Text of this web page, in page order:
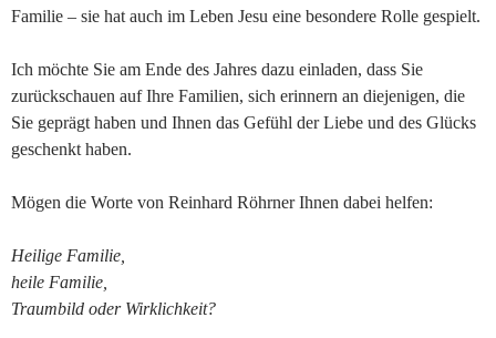
Familie – sie hat auch im Leben Jesu eine besondere Rolle gespielt.
Ich möchte Sie am Ende des Jahres dazu einladen, dass Sie
zurückschauen auf Ihre Familien, sich erinnern an diejenigen, die
Sie geprägt haben und Ihnen das Gefühl der Liebe und des Glücks
geschenkt haben.
Mögen die Worte von Reinhard Röhrner Ihnen dabei helfen:
Heilige Familie,
heile Familie,
Traumbild oder Wirklichkeit?